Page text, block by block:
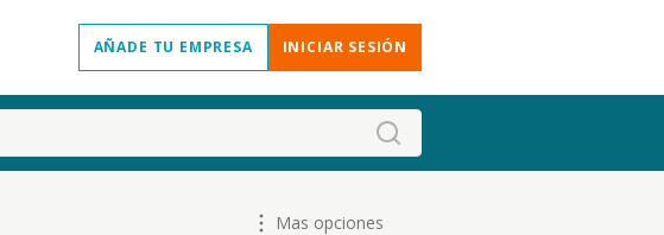
AÑADE TU EMPRESA INICIAR SESIÓN
Mas opciones